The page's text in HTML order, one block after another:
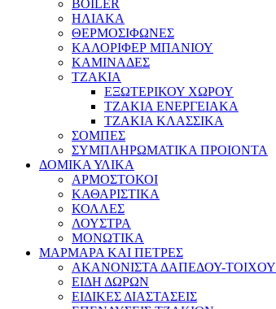
BOILER
ΗΛΙΑΚΑ
ΘΕΡΜΟΣΙΦΩΝΕΣ
ΚΑΛΟΡΙΦΕΡ ΜΠΑΝΙΟΥ
ΚΑΜΙΝΑΔΕΣ
ΤΖΑΚΙΑ
ΕΞΩΤΕΡΙΚΟΥ ΧΩΡΟΥ
ΤΖΑΚΙΑ ΕΝΕΡΓΕΙΑΚΑ
ΤΖΑΚΙΑ ΚΛΑΣΣΙΚΑ
ΣΟΜΠΕΣ
ΣΥΜΠΛΗΡΩΜΑΤΙΚΑ ΠΡΟΙΟΝΤΑ
ΔΟΜΙΚΑ ΥΛΙΚΑ
ΑΡΜΟΣΤΟΚΟΙ
ΚΑΘΑΡΙΣΤΙΚΑ
ΚΟΛΛΕΣ
ΛΟΥΣΤΡΑ
ΜΟΝΩΤΙΚΑ
ΜΑΡΜΑΡΑ ΚΑΙ ΠΕΤΡΕΣ
ΑΚΑΝΟΝΙΣΤΑ ΔΑΠΕΔΟΥ-ΤΟΙΧΟΥ
ΕΙΔΗ ΔΩΡΩΝ
ΕΙΔΙΚΕΣ ΔΙΑΣΤΑΣΕΙΣ